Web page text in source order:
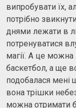
випробувати їх,
потрібно
днями лежати в
потренуватися
магії. А це
баскетбол, а ще
подобалася мені
вона трішки
можна отримати